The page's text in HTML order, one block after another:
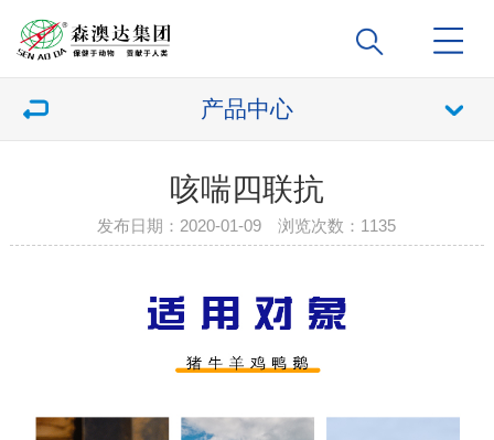
产品中心
咳喘四联抗
发布日期：2020-01-09 浏览次数： 1135